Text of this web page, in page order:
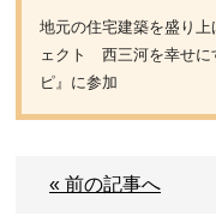
地元の住宅建築を盛り
ェクト 西三河を幸せに
ピ』に参加
« 前の記事へ